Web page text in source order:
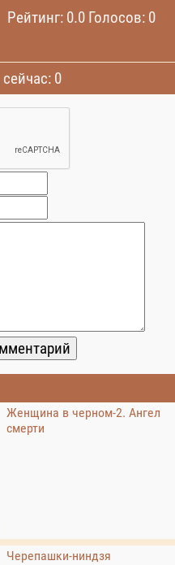
Рейтинг: 0.0 Голосов: 0
0
Женщина в черном-2. Ангел
смерти
Черепашки-ниндзя